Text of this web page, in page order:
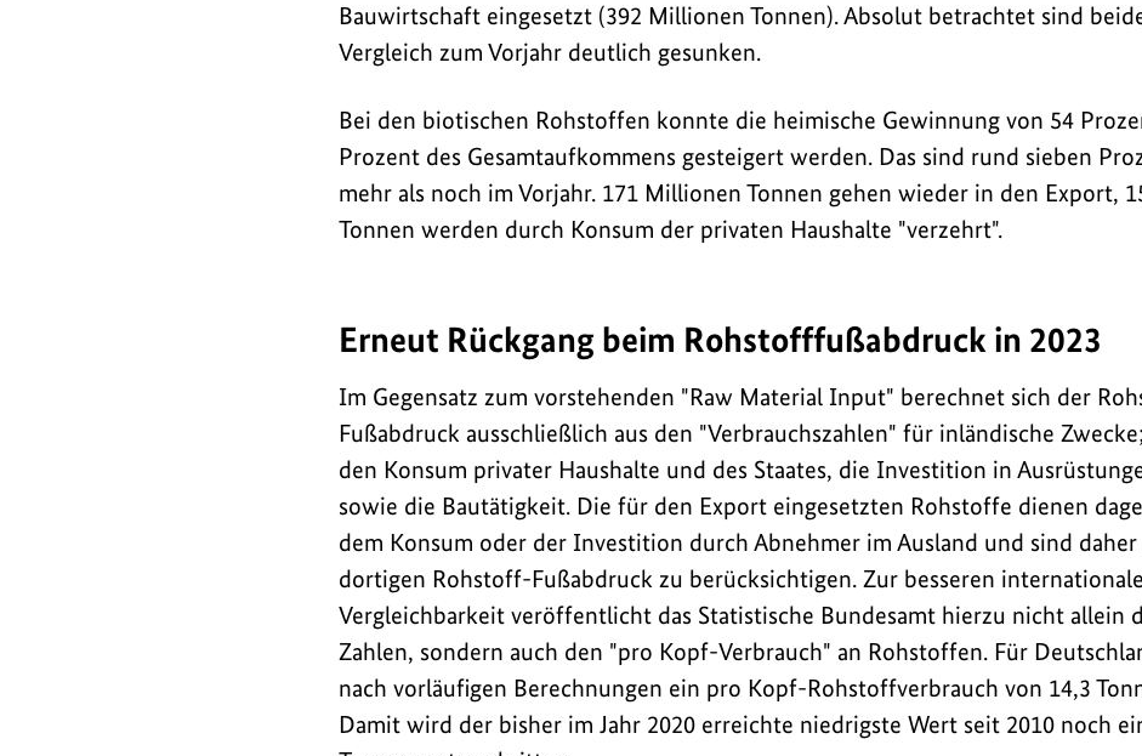
Bauwirtschaft eingesetzt (392 Millionen Tonnen). Absolut betrachtet sind
Vergleich zum Vorjahr deutlich gesunken.
Bei den biotischen Rohstoffen konnte die heimische Gewinnung von 54
Prozent des Gesamtaufkommens gesteigert werden. Das sind rund sieben
mehr als noch im Vorjahr. 171 Millionen Tonnen gehen wieder in den Export,
Tonnen werden durch Konsum der privaten Haushalte "verzehrt".
Erneut Rückgang beim Rohstofffußabdruck in 2023
Im Gegensatz zum vorstehenden "Raw Material Input" berechnet sich der
Fußabdruck ausschließlich aus den "Verbrauchszahlen" für inländische
den Konsum privater Haushalte und des Staates, die Investition in
sowie die Bautätigkeit. Die für den Export eingesetzten Rohstoffe dienen
dem Konsum oder der Investition durch Abnehmer im Ausland und sind
dortigen Rohstoff-Fußabdruck zu berücksichtigen. Zur besseren
Vergleichbarkeit veröffentlicht das Statistische Bundesamt hierzu nicht allein
Zahlen, sondern auch den "pro Kopf-Verbrauch" an Rohstoffen. Für
nach vorläufigen Berechnungen ein pro Kopf-Rohstoffverbrauch von 14,3
Damit wird der bisher im Jahr 2020 erreichte niedrigste Wert seit 2010 noch